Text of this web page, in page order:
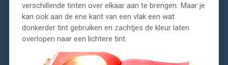
verschillende tinten over elkaar aan te brengen. Maar je
kan ook aan de ene kant van een vlak een wat
donkerder tint gebruiken en zachtjes de kleur laten
overlopen naar een lichtere tint.